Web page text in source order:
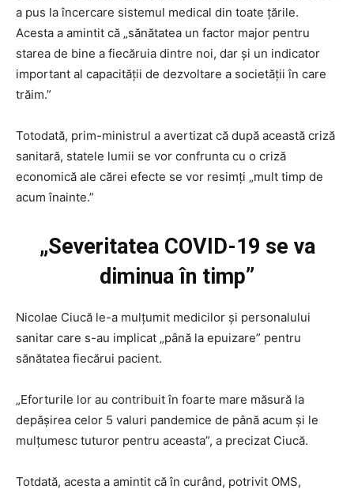
a pus la încercare sistemul medical din toate țările.
Acesta a amintit că „sănătatea un factor major pentru
starea de bine a fiecăruia dintre noi, dar şi un indicator
important al capacităţii de dezvoltare a societăţii în care
trăim.”
Totodată, prim-ministrul a avertizat că după această criză
sanitară, statele lumii se vor confrunta cu o criză
economică ale cărei efecte se vor resimți „mult timp de
acum înainte.”
„Severitatea COVID-19 se va
diminua în timp”
Nicolae Ciucă le-a mulțumit medicilor și personalului
sanitar care s-au implicat „până la epuizare” pentru
sănătatea fiecărui pacient.
„Eforturile lor au contribuit în foarte mare măsură la
depăşirea celor 5 valuri pandemice de până acum şi le
mulţumesc tuturor pentru aceasta”, a precizat Ciucă.
Totdată, acesta a amintit că în curând, potrivit OMS,